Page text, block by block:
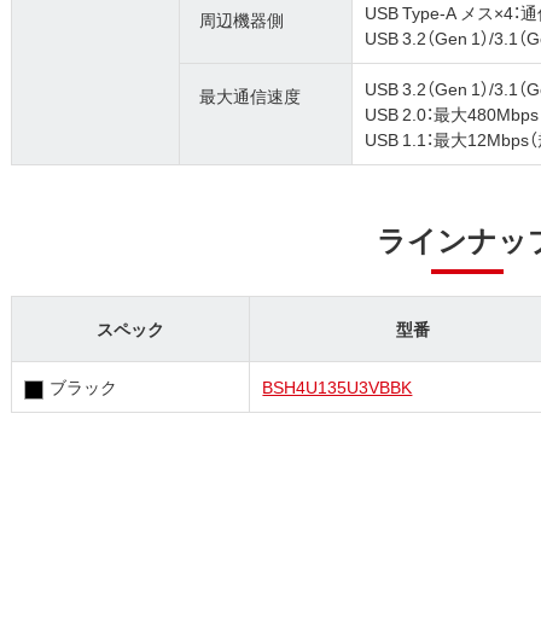
周辺機器側
USB Type-A メス×4：
USB 3.2（Gen 1）/3.1
最大通信速度
USB 3.2（Gen 1）/3.1（
USB 2.0：最大480Mbps
USB 1.1：最大12Mbps
ラインナッ
スペック 型番
ブラック BSH4U135U3VBBK